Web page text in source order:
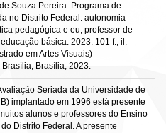
Souza Pereira. Programa de
no Distrito Federal: autonomia
pedagógica e eu, professor de
básica. 2023. 101 f., il.
em Artes Visuais) —
Brasília, 2023.
Seriada da Universidade de
implantado em 1996 está presente
alunos e professores do Ensino
Distrito Federal. A presente